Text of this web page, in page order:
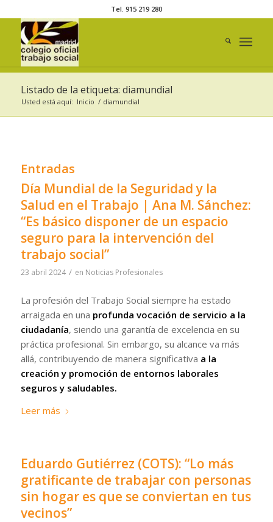
Tel. 915 219 280
Listado de la etiqueta: diamundial
Usted está aquí: Inicio / diamundial
Entradas
Día Mundial de la Seguridad y la
Salud en el Trabajo | Ana M. Sánchez:
“Es básico disponer de un espacio
seguro para la intervención del
trabajo social”
23 abril 2024 / en Noticias Profesionales
La profesión del Trabajo Social siempre ha estado
arraigada en una profunda vocación de servicio a la
ciudadanía, siendo una garantía de excelencia en su
práctica profesional. Sin embargo, su alcance va más
allá, contribuyendo de manera significativa a la
creación y promoción de entornos laborales
seguros y saludables.
Leer más
Eduardo Gutiérrez (COTS): “Lo más
gratificante de trabajar con personas
sin hogar es que se conviertan en tus
vecinos”